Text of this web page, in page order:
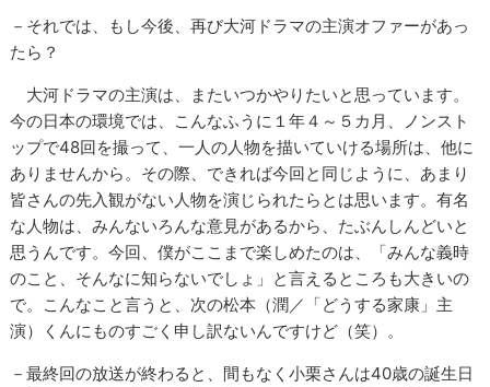
－それでは、もし今後、再び大河ドラマの主演オファーがあっ
たら？
大河ドラマの主演は、またいつかやりたいと思っています。
今の日本の環境では、こんなふうに１年４～５カ月、ノンスト
ップで48回を撮って、一人の人物を描いていける場所は、他に
ありませんから。その際、できれば今回と同じように、あまり
皆さんの先入観がない人物を演じられたらとは思います。有名
な人物は、みんないろんな意見があるから、たぶんしんどいと
思うんです。今回、僕がここまで楽しめたのは、「みんな義時
のこと、そんなに知らないでしょ」と言えるところも大きいの
で。こんなこと言うと、次の松本（潤／「どうする家康」主
演）くんにものすごく申し訳ないんですけど（笑）。
－最終回の放送が終わると、間もなく小栗さんは40歳の誕生日